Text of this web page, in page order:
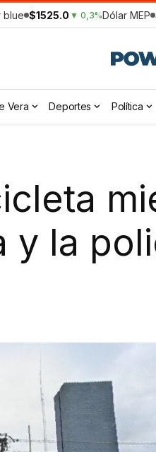
blue $1525.0 ▼ 0,3%Dólar MEP
Vera Deportes Política
y la